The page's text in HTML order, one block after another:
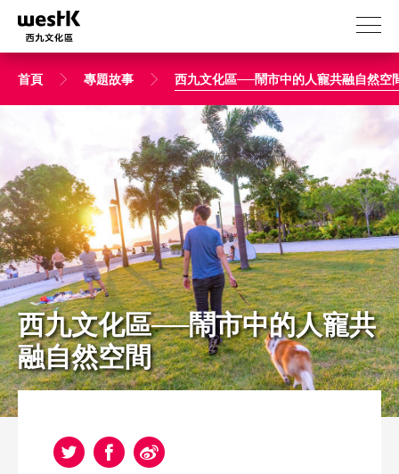
主
首頁 專題故事 西九文化區──鬧市中的人寵共融自然空
西九文化區──鬧市中的人寵共
融自然空間